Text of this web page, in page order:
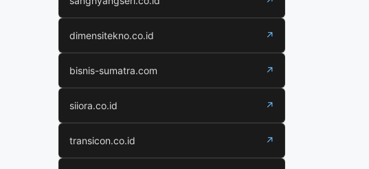
dimensitekno.co.id ↗
bisnis-sumatra.com ↗
siiora.co.id ↗
transicon.co.id ↗